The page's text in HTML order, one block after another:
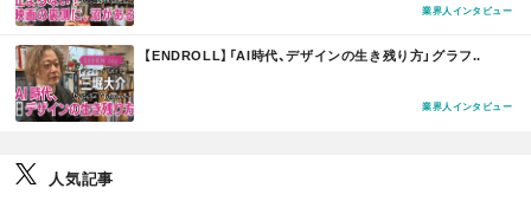
業界人インタビュー
【ENDROLL】「AI時代、デザインの生き残り方」グラフ..
業界人インタビュー
人気記事